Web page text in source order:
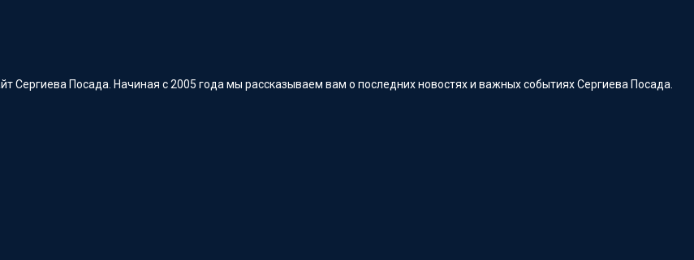
Сергиева Посада. Начиная с 2005 года мы рассказываем вам о последних новостях и важных событиях Сергиева Посада.